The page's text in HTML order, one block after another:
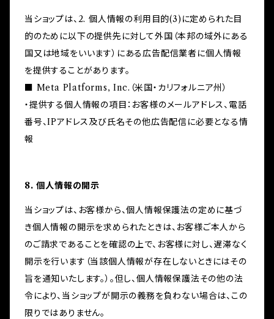
当ショップは、2. 個人情報の利用目的(3)に定められた目
的のために以下の提供先に対して外国（本邦の域外にある
国又は地域をいいます）にある広告配信業者に個人情報
を提供することがあります。
■ Meta Platforms, Inc.（米国・カリフォルニア州）
・提供する個人情報の項目：お客様のメールアドレス、電話
番号、IPアドレス及び氏名その他広告配信に必要となる情
報
8. 個人情報の開示
当ショップは、お客様から、個人情報保護法の定めに基づ
き個人情報の開示を求められたときは、お客様ご本人から
のご請求であることを確認の上で、お客様に対し、遅滞なく
開示を行います（当該個人情報が存在しないときにはその
旨を通知いたします。）。但し、個人情報保護法その他の法
令により、当ショップが開示の義務を負わない場合は、この
限りではありません。